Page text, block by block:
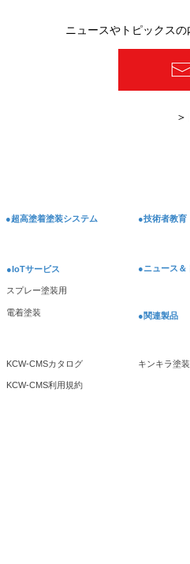
ニュースやトピックスの
●超高塗着塗装システム ●技術者教育
●IoTサービス
スプレー塗装用
電着塗装
●ニュース＆
●関連製品
KCW-CMSカタログ
KCW-CMS利用規約
キンキラ塗